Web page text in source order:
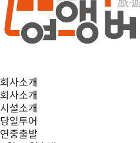
회사소개
회사소개
시설소개
당일투어
연중출발